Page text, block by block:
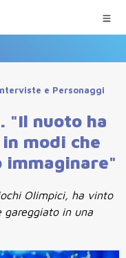
e Personaggi
"Il nuoto ha
modi che
immaginare"
Olimpici, ha vinto
in una